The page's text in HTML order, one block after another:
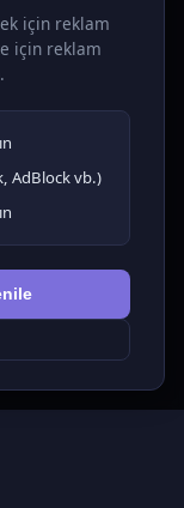
için reklam
için reklam
AdBlock vb.)